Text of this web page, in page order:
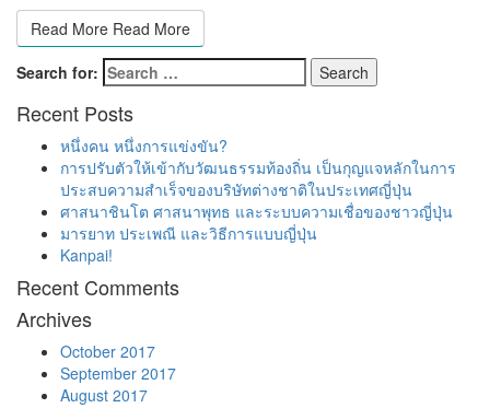
Read More Read More
Search for:
Search
Recent Posts
หนึ่งคน หนึ่งการแข่งขัน?
การปรับตัวให้เข้ากับวัฒนธรรมท้องถิ่น เป็นกุญแจหลักในการ
ประสบความสำเร็จของบริษัทต่างชาติในประเทศญี่ปุ่น
ศาสนาชินโต ศาสนาพุทธ และระบบความเชื่อของชาวญี่ปุ่น
มารยาท ประเพณี และวิธีการแบบญี่ปุ่น
Kanpai!
Recent Comments
Archives
October 2017
September 2017
August 2017